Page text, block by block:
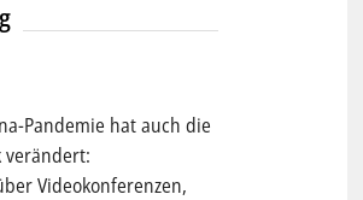
Pandemie hat auch die
verändert:
Videokonferenzen,